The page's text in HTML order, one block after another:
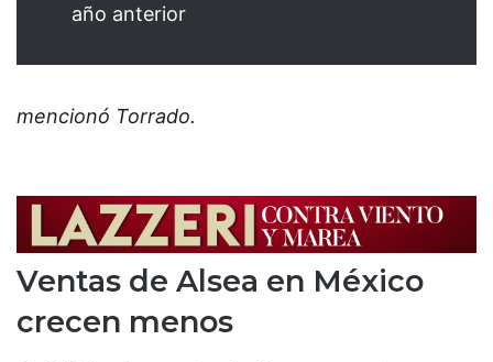
año anterior
mencionó Torrado.
Ventas de Alsea en México
crecen menos